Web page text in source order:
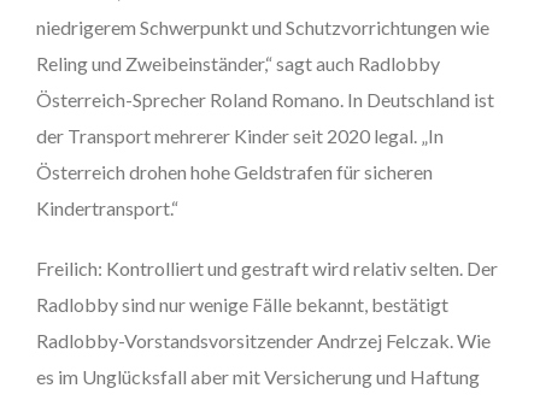
niedrigerem Schwerpunkt und Schutzvorrichtungen wie
Reling und Zweibeinständer,“ sagt auch Radlobby
Österreich-Sprecher Roland Romano. In Deutschland ist
der Transport mehrerer Kinder seit 2020 legal. „In
Österreich drohen hohe Geldstrafen für sicheren
Kindertransport.“
Freilich: Kontrolliert und gestraft wird relativ selten. Der
Radlobby sind nur wenige Fälle bekannt, bestätigt
Radlobby-Vorstandsvorsitzender Andrzej Felczak. Wie
es im Unglücksfall aber mit Versicherung und Haftung